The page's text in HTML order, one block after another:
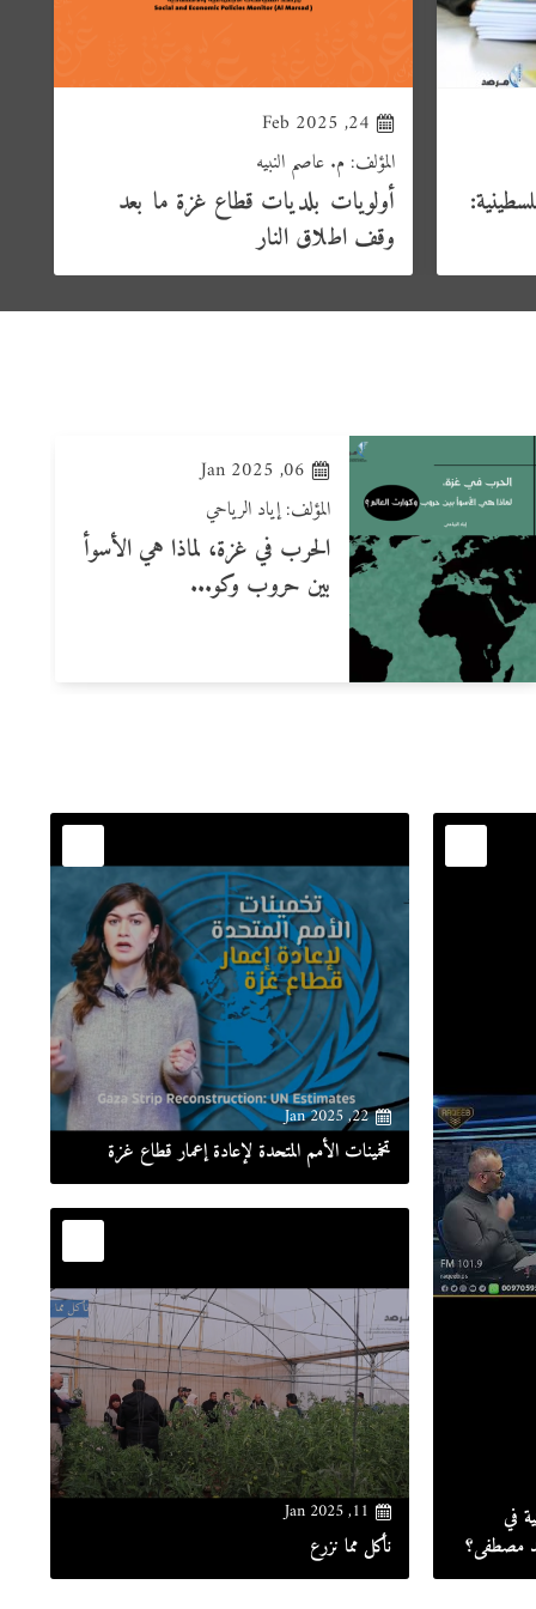
24, Feb 2025
المؤلف: م. عاصم النبيه
أولويات بلديات قطاع غزة ما بعد
وقف اطلاق النار
06, Jan 2025
المؤلف: إياد الرياحي
الحرب في غزة، لماذا هي الأسوأ
بين حروب وكو...
في
مصطفى؟
22, Jan 2025
تخمينات الأمم المتحدة لإعادة إعمار قطاع غزة
11, Jan 2025
نأكل مما نزرع